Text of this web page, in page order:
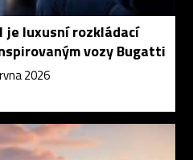
je luxusní rozkládací
vozy Bugatti
2026